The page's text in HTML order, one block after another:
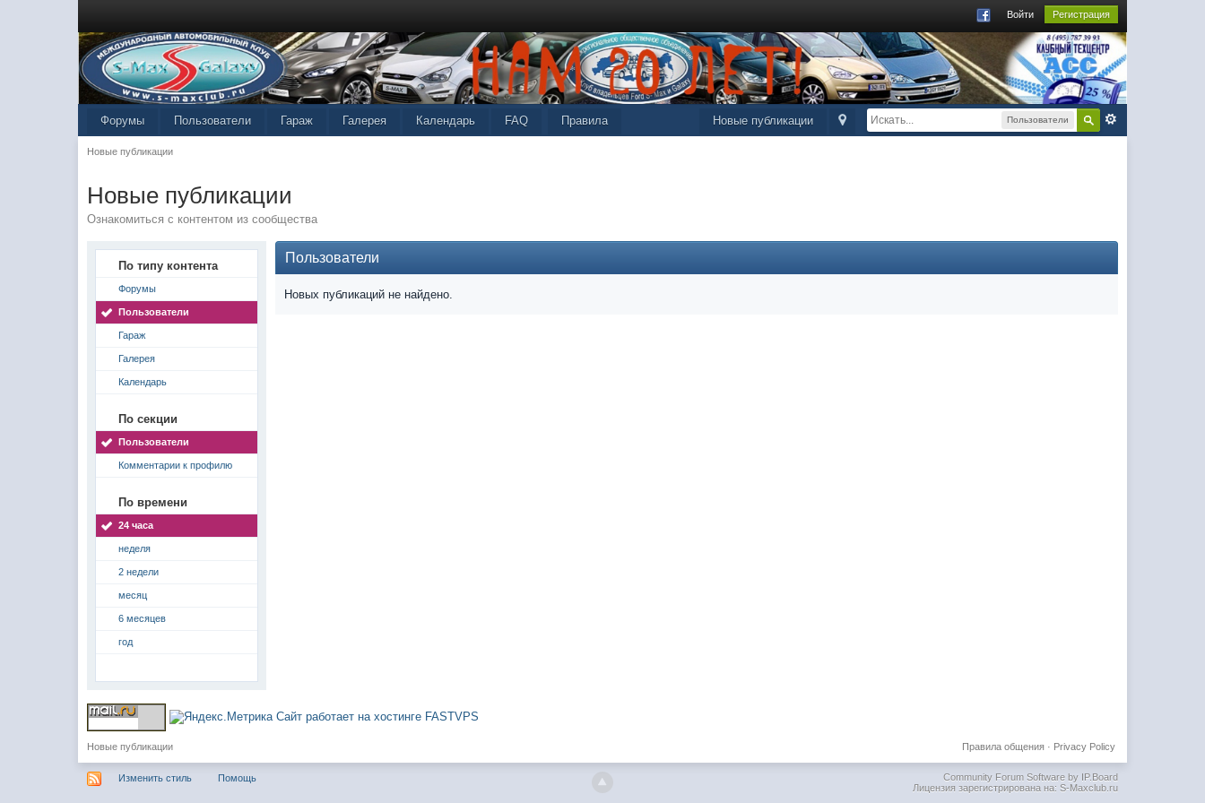
Войти Регистрация
Пользователи
Новые публикации
FAQ Правила
Форумы Пользователи Гараж Галерея Календарь
Новые публикации
Новые публикации
Ознакомиться с контентом из сообщества
По типу контента
Форумы
Пользователи
Гараж
Галерея
Календарь
По секции
Пользователи
Комментарии к профилю
По времени
24 часа
неделя
2 недели
месяц
6 месяцев
год
Пользователи
Новых публикаций не найдено.
Сайт работает на хостинге FASTVPS
Новые публикации Privacy Policy
Правила общения·
Изменить стиль Помощь
Community Forum Software by IP.Board
Лицензия зарегистрирована на: S-Maxclub.ru